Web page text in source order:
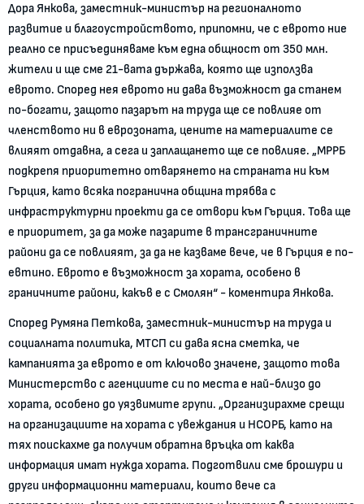
Дора Янкова, заместник-министър на регионалното
развитие и благоустройството, припомни, че с еврото ние
реално се присъединяваме към една общност от 350 млн.
жители и ще сме 21-вата държава, която ще използва
еврото. Според нея еврото ни дава възможност да станем
по-богати, защото пазарът на труда ще се повлияе от
членството ни в еврозоната, цените на материалите се
влияят отдавна, а сега и заплащането ще се повлияе. „МРРБ
подкрепя приоритетно отварянето на страната ни към
Гърция, като всяка погранична община трябва с
инфраструктурни проекти да се отвори към Гърция. Това ще
е приоритет, за да може пазарите в трансграничните
райони да се повлияят, за да не казваме вече, че в Гърция е по-
евтино. Еврото е възможност за хората, особено в
граничните райони, какъв е с Смолян“ - коментира Янкова.
Според Румяна Петкова, заместник-министър на труда и
социалната политика, МТСП си дава ясна сметка, че
кампанията за еврото е от ключово значене, защото това
Министерство с агенциите си по места е най-близо до
хората, особено до уязвимите групи. „Организирахме срещи
на организациите на хората с увеждания и НСОРБ, като на
тях поискахме да получим обратна връцка от каква
информация имат нужда хората. Подготвили сме брошури и
други информационни материали, които вече са